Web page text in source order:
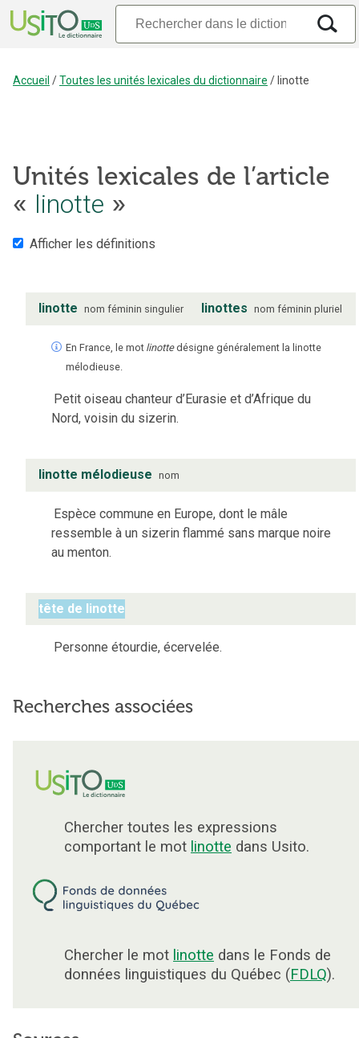
Accueil /Toutes les unités lexicales du dictionnaire / linotte
Unités lexicales de l’article
« linotte »
Afficher les définitions
linotte nom féminin singulier linottes nom féminin pluriel
En France, le mot linottedésigne généralement la linotte
mélodieuse.
Petit oiseau chanteur d’Eurasie et d’Afrique du
Nord, voisin du sizerin.
linotte mélodieuse nom
Espèce commune en Europe, dont le mâle
ressemble à un sizerin flammé sans marque noire
au menton.
tête de linotte
Personne étourdie, écervelée.
Recherches associées
Chercher toutes les expressions
comportant le mot linotte dans Usito.
Chercher le mot linotte dans le Fonds de
données linguistiques du Québec (FDLQ).